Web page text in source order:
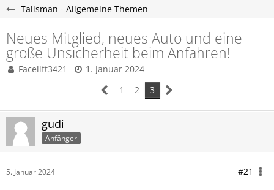
Talisman - Allgemeine Themen
Neues Mitglied, neues Auto und eine
große Unsicherheit beim Anfahren!
Facelift3421
1. Januar 2024
1
2 3
gudi
Anfänger
5. Januar 2024 #21